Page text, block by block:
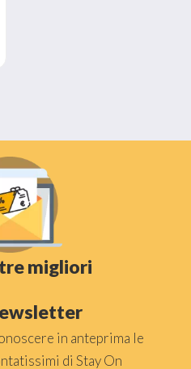
migliori
in anteprima le
di Stay On